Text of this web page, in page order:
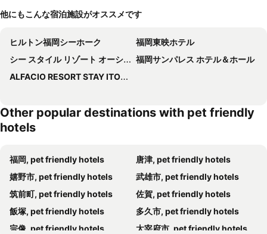
他にもこんな宿泊施設がオススメです
ヒルトン福岡シーホーク
福岡東映ホテル
シー スタイル リゾート オーシャン
福岡サンパレス ホテル＆ホール
ALFACIO RESORT STAY ITOSHIMA
Other popular destinations with pet friendly
hotels
福岡, pet friendly hotels
唐津, pet friendly hotels
嬉野市, pet friendly hotels
武雄市, pet friendly hotels
筑前町, pet friendly hotels
佐賀, pet friendly hotels
飯塚, pet friendly hotels
多久市, pet friendly hotels
宗像, pet friendly hotels
太宰府市, pet friendly hotels